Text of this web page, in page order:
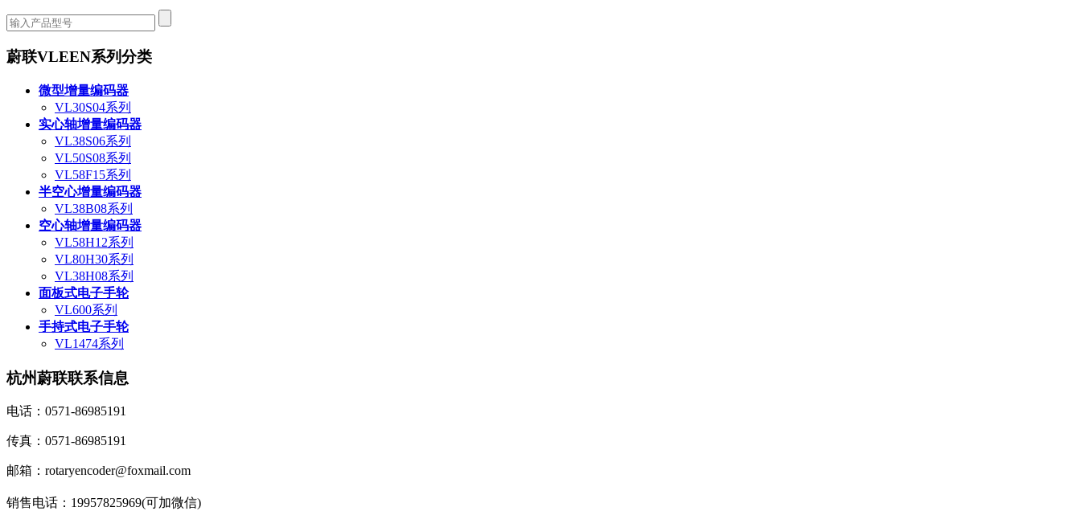
蔚联VLEEN系列分类
微型增量编码器
VL30S04系列
实心轴增量编码器
VL38S06系列
VL50S08系列
VL58F15系列
半空心增量编码器
VL38B08系列
空心轴增量编码器
VL58H12系列
VL80H30系列
VL38H08系列
面板式电子手轮
VL600系列
手持式电子手轮
VL1474系列
杭州蔚联联系信息
电话：0571-86985191
传真：0571-86985191
邮箱：rotaryencoder@foxmail.com
销售电话：19957825969(可加微信)